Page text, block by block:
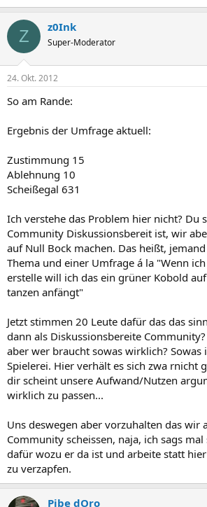
Z z0Ink
Super-Moderator
24. Okt. 2012
So am Rande:
Ergebnis der Umfrage aktuell:
Zustimmung 15
Ablehnung 10
Scheißegal 631
Ich verstehe das Problem hier nicht? Du
Community Diskussionsbereit ist, wir
auf Null Bock machen. Das heißt,
Thema und einer Umfrage á la "Wenn
erstelle will ich das ein grüner Kobold
tanzen anfängt"
Jetzt stimmen 20 Leute dafür das das
dann als Diskussionsbereite
aber wer braucht sowas wirklich? Sowas
Spielerei. Hier verhält es sich zwa rnicht
dir scheint unsere Aufwand/Nutzen
wirklich zu passen...
Uns deswegen aber vorzuhalten das wir
Community scheissen, naja, ich sags mal
dafür wozu er da ist und arbeite statt
zu verzapfen.
Pibe dOro